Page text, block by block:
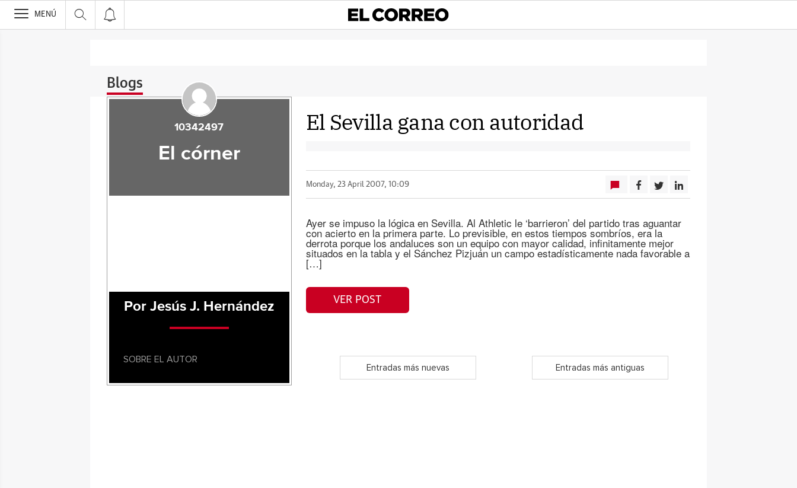
>
MENÚ
Blogs
El Sevilla gana con autoridad
Monday, 23 April 2007, 10:09
Ayer se impuso la lógica en Sevilla. Al Athletic le ‘barrieron’ del partido tras aguantar
con acierto en la primera parte. Lo previsible, en estos tiempos sombríos, era la
derrota porque los andaluces son un equipo con mayor calidad, infinitamente mejor
situados en la tabla y el Sánchez Pizjuán un campo estadísticamente nada favorable a
[…]
VER POST
Entradas más nuevas Entradas más antiguas
10342497
El córner
Por Jesús J. Hernández
SOBRE EL AUTOR